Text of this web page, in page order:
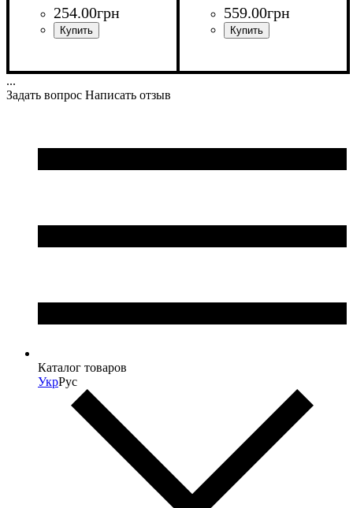
254.00грн 559.00грн
...
Задать вопрос Написать отзыв
Каталог товаров
УкрРус